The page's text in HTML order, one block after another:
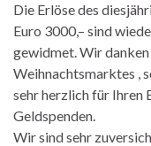
Die Erlöse des
Euro 3000,– sind
gewidmet. Wir
Weihnachtsmarktes ,
sehr herzlich für Ihren
Geldspenden.
Wir sind sehr